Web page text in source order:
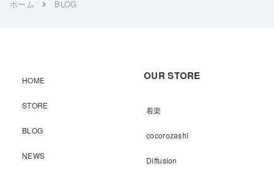
ホーム BLOG
HOME
STORE
BLOG
NEWS
OUR STORE
着楽
cocorozashi
Diffusion